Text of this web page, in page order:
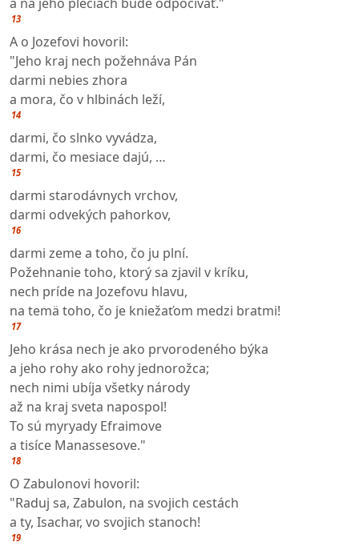
13
A o Jozefovi hovoril:
"Jeho kraj nech požehnáva Pán
darmi nebies zhora
a mora, čo v hlbinách leží,
14
darmi, čo slnko vyvádza,
darmi, čo mesiace dajú, …
15
darmi starodávnych vrchov,
darmi odvekých pahorkov,
16
darmi zeme a toho, čo ju plní.
Požehnanie toho, ktorý sa zjavil v kríku,
nech príde na Jozefovu hlavu,
na temä toho, čo je kniežaťom medzi bratmi!
17
Jeho krása nech je ako prvorodeného býka
a jeho rohy ako rohy jednorožca;
nech nimi ubíja všetky národy
až na kraj sveta napospol!
To sú myryady Efraimove
a tisíce Manassesove."
18
O Zabulonovi hovoril:
"Raduj sa, Zabulon, na svojich cestách
a ty, Isachar, vo svojich stanoch!
19